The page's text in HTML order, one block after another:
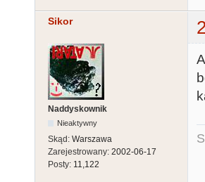
Sikor
Naddyskownik
Nieaktywny
Skąd: Warszawa
Zarejestrowany: 2002-06-17
Posty: 11,122